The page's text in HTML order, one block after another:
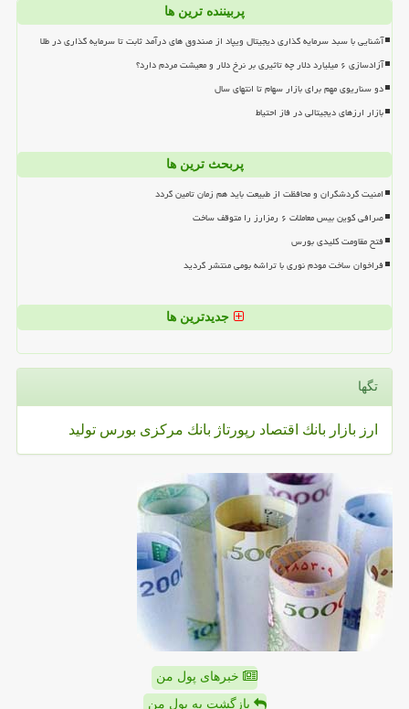
پربیننده ترین ها
آشنایی با سبد سرمایه گذاری دیجیتال ویپاد از صندوق های درآمد ثابت تا سرمایه گذاری در طلا
آزادسازی ۶ میلیارد دلار چه تاثیری بر نرخ دلار و معیشت مردم دارد؟
دو سناریوی مهم برای بازار سهام تا انتهای سال
بازار ارزهای دیجیتالی در فاز احتیاط
پربحث ترین ها
امنیت گردشگران و محافظت از طبیعت باید هم زمان تامین گردد
صرافی کوین بیس معاملات ۶ رمزارز را متوقف ساخت
فتح مقاومت کلیدی بورس
فراخوان ساخت مودم نوری با تراشه بومی منتشر گردید
جدیدترین ها
تگها
ارز بازار بانك اقتصاد رپورتاژ بانك مركزی بورس تولید
خبرهای پول من
بازگشت به پول من